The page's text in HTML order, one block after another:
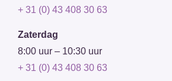
+ 31 (0) 43 408 30 63
Zaterdag
8:00 uur – 10:30 uur
+ 31 (0) 43 408 30 63